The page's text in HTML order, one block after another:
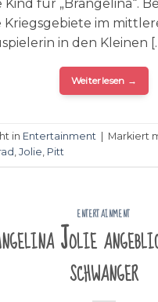
Kind für „Brangelina“.
im
in den Kleinen
Weiterlesen →
in Entertainment Markiert
, Jolie, Pitt
ENTERTAINMENT
Jolie
schwanger